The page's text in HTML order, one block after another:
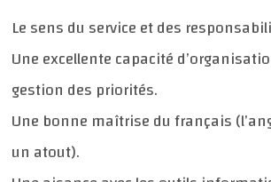
Le sens du service et des
Une excellente capacité
gestion des priorités.
Une bonne maîtrise du français
un atout).